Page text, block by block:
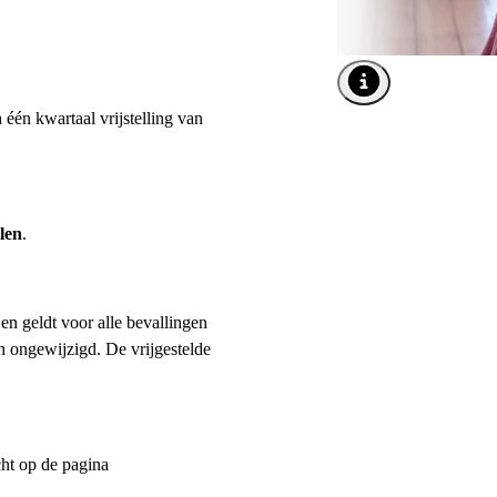
Afbeelding tooltip
één kwartaal vrijstelling van
.
geldt voor alle bevallingen
ongewijzigd. De vrijgestelde
op de pagina